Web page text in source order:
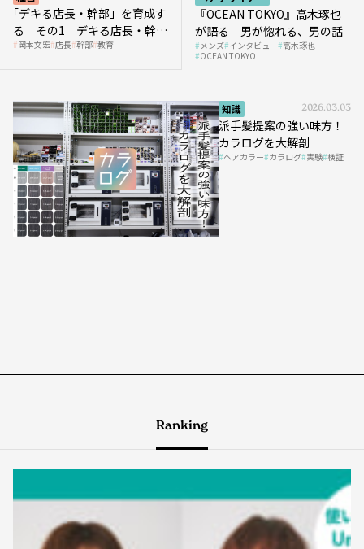
｢デキる店長・幹部」を育成す
る その1｜デキる店長・幹部
の「任せ方」
岡本文宏 店長 幹部 教育
『OCEAN TOKYO』高木琢也
が語る 男が惚れる、男の話
メンズ インタビュー 高木琢也
OCEAN TOKYO
知識 2026.03.03
派手髪提案の強い味方！
カラログを大解剖
ヘアカラー カラログ 実験 検証
Ranking